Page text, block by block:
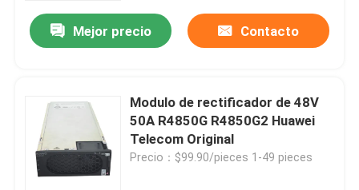
Mejor precio Contacto
Modulo de rectificador de 48V
50A R4850G R4850G2 Huawei
Telecom Original
Precio：$99.90/pieces 1-49 pieces